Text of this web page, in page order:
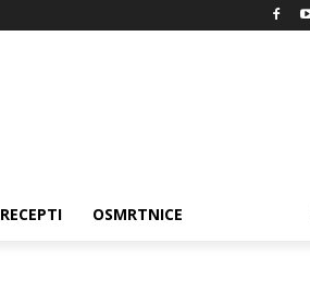
RECEPTI OSMRTNICE